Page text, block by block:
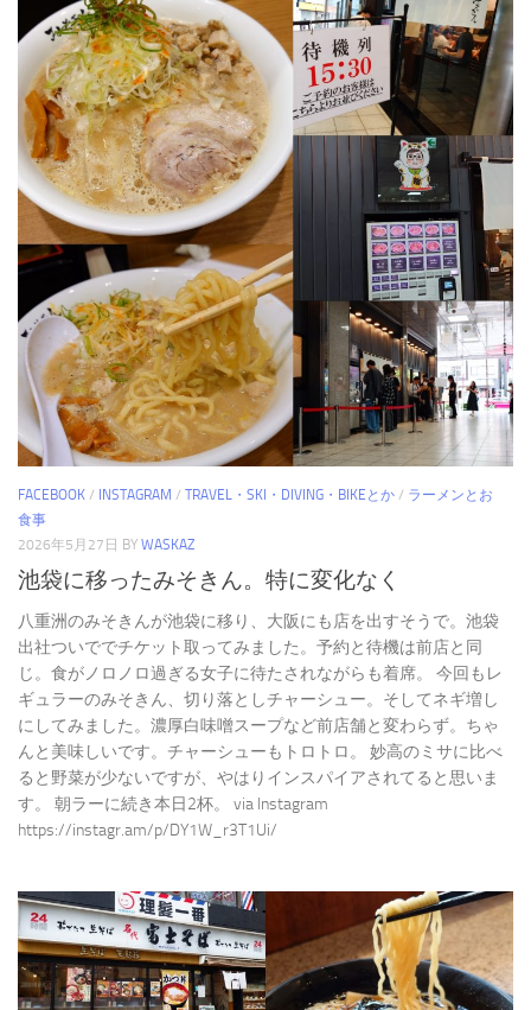
FACEBOOK / INSTAGRAM / TRAVEL・SKI・DIVING・BIKEとか / ラーメンとお
食事
2026年5月27日 BY WASKAZ
池袋に移ったみそきん。特に変化なく
八重洲のみそきんが池袋に移り、大阪にも店を出すそうで。池袋
出社ついででチケット取ってみました。予約と待機は前店と同
じ。食がノロノロ過ぎる女子に待たされながらも着席。 今回もレ
ギュラーのみそきん、切り落としチャーシュー。そしてネギ増し
にしてみました。濃厚白味噌スープなど前店舗と変わらず。ちゃ
んと美味しいです。チャーシューもトロトロ。 妙高のミサに比べ
ると野菜が少ないですが、やはりインスパイアされてると思いま
す。 朝ラーに続き本日2杯。 via Instagram
https://instagr.am/p/DY1W_r3T1Ui/